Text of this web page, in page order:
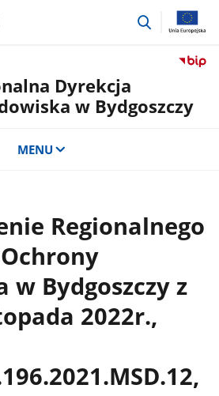
przejdź
Dyrekcja
w Bydgoszczy
MENU
Regionalnego
w Bydgoszczy z
2022r.,